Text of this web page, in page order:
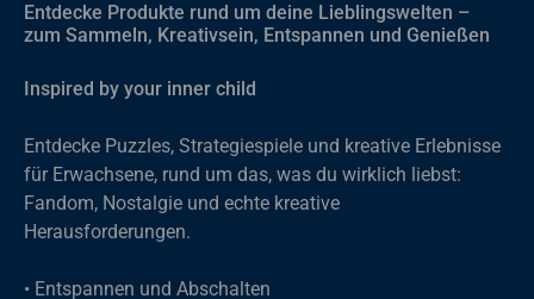
Entdecke Produkte rund um deine Lieblingswelten –
zum Sammeln, Kreativsein, Entspannen und Genießen
Inspired by your inner child
Entdecke Puzzles, Strategiespiele und kreative Erlebnisse
für Erwachsene, rund um das, was du wirklich liebst:
Fandom, Nostalgie und echte kreative
Herausforderungen.
• Entspannen und Abschalten